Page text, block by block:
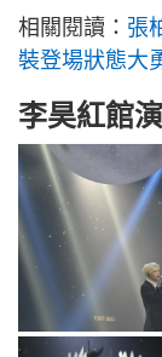
相關閱讀： 張
裝登場狀態大
李昊紅館